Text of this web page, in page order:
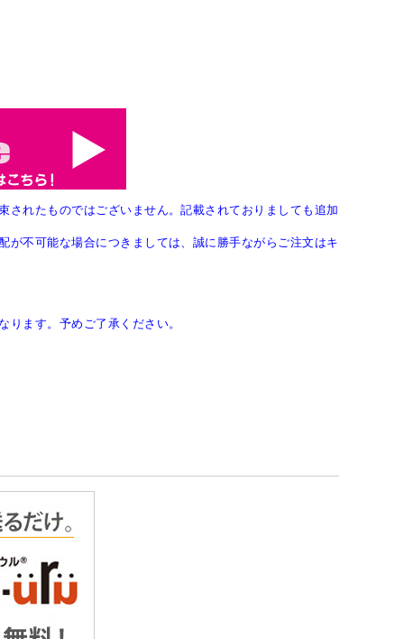
れたものではございません。記載されておりましても追加
不可能な場合につきましては、誠に勝手ながらご注文はキ
ます。予めご了承ください。